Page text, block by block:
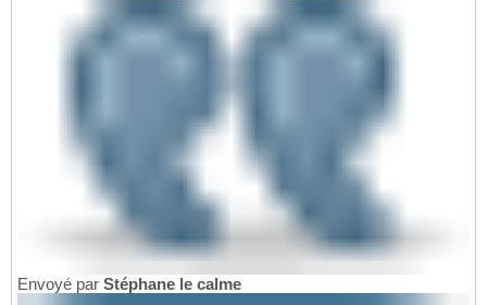
Envoyé par Stéphane le calme